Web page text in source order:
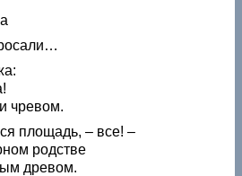
чревом.
площадь, – все! –
родстве
древом.